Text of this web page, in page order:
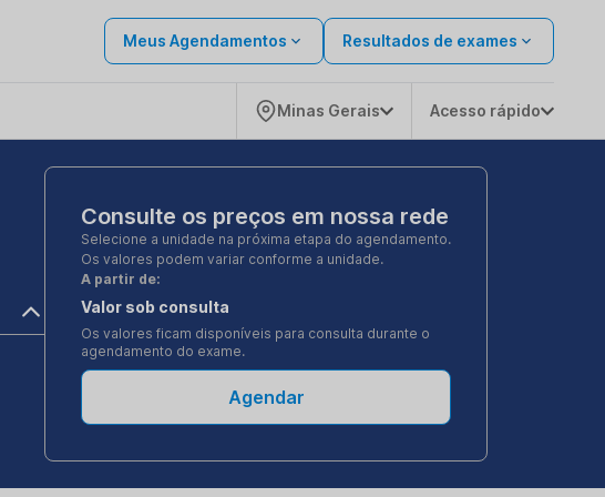
Meus Agendamentos Resultados de exames
Minas Gerais Acesso rápido
Consulte os preços em nossa rede
Selecione a unidade na próxima etapa do agendamento.
Os valores podem variar conforme a unidade.
A partir de:
Valor sob consulta
Os valores ficam disponíveis para consulta durante o
agendamento do exame.
Agendar